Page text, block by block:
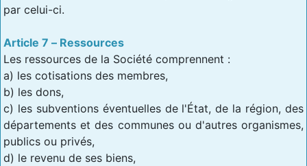
par celui-ci.
Article 7 – Ressources
Les ressources de la Société comprennent :
a) les cotisations des membres,
b) les dons,
c) les subventions éventuelles de l'État, de la région, des
départements et des communes ou d'autres organismes,
publics ou privés,
d) le revenu de ses biens,